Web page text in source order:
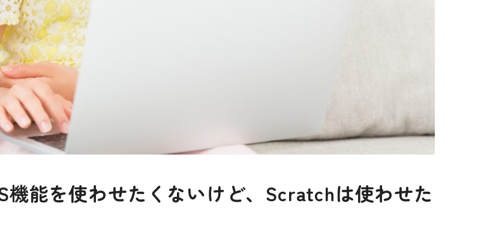
機能を使わせたくないけど、Scratchは使わせた